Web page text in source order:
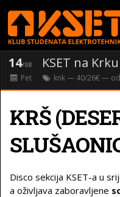
14/08 KSET na
Pet knk— 40/26€ — od
KRŠ
Disco sekcija KSET-a u
a oživljava zaboravljene